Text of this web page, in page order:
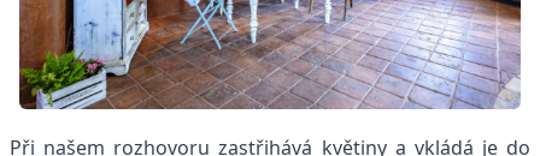
Při našem rozhovoru zastřihává květiny a vkládá je do